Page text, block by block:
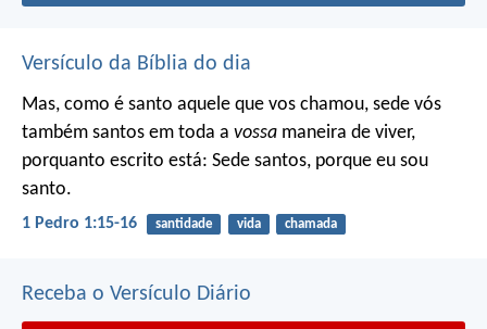
Versículo da Bíblia do dia
Mas, como é santo aquele que vos chamou, sede vós
também santos em toda a vossa maneira de viver,
porquanto escrito está: Sede santos, porque eu sou
santo.
1 Pedro 1:15-16 santidade vida chamada
Receba o Versículo Diário